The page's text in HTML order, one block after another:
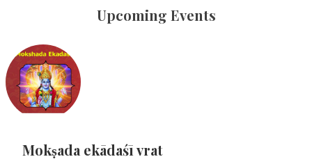
Upcoming Events
Mokṣada ekādaśī vrat